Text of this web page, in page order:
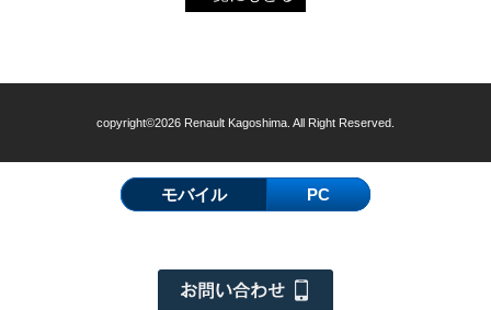
copyright©2026 Renault Kagoshima. All Right Reserved.
モバイル PC